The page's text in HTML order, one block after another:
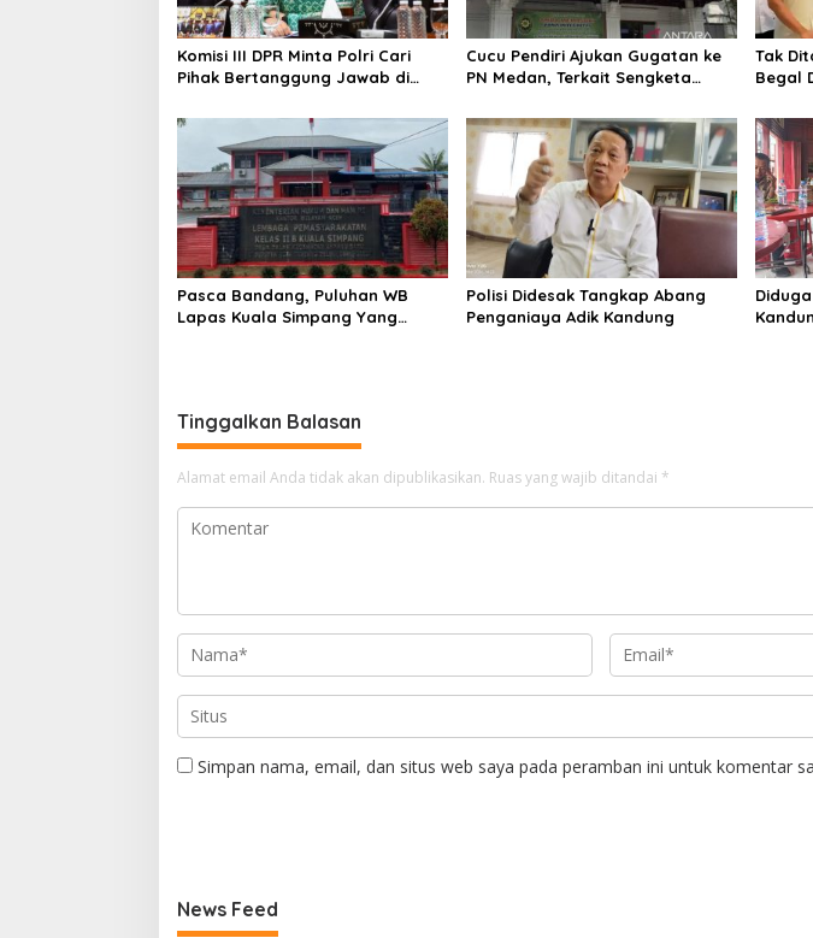
Komisi III DPR Minta Polri Cari
Pihak Bertanggung Jawab di
Blackout
Cucu Pendiri Ajukan Gugatan ke
PN Medan, Terkait Sengketa
Tak
Begal
Pasca Bandang, Puluhan WB
Lapas Kuala Simpang Yang
Polisi Didesak Tangkap Abang
Penganiaya Adik Kandung
Tinggalkan Balasan
Alamat email Anda tidak akan dipublikasikan. Ruas yang wajib ditandai *
Simpan nama, email, dan situs web saya pada peramban ini untuk komentar
News Feed